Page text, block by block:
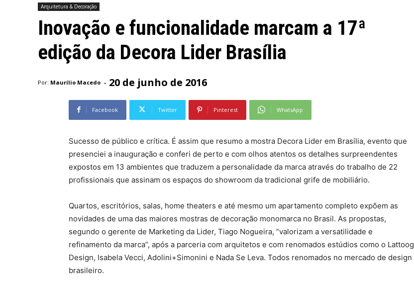
Arquitetura & Decoração
Inovação e funcionalidade marcam a 17ª
edição da Decora Lider Brasília
Por: Maurílio Macedo - 20 de junho de 2016
Facebook Twitter Pinterest WhatsApp
Sucesso de público e crítica. É assim que resumo a mostra Decora Lider em Brasília, evento que
presenciei a inauguração e conferi de perto e com olhos atentos os detalhes surpreendentes
expostos em 13 ambientes que traduzem a personalidade da marca através do trabalho de 22
profissionais que assinam os espaços do showroom da tradicional grife de mobiliário.
Quartos, escritórios, salas, home theaters e até mesmo um apartamento completo expõem as
novidades de uma das maiores mostras de decoração monomarca no Brasil. As propostas,
segundo o gerente de Marketing da Lider, Tiago Nogueira, “valorizam a versatilidade e
refinamento da marca”, após a parceria com arquitetos e com renomados estúdios como o Lattoog
Design, Isabela Vecci, Adolini+Simonini e Nada Se Leva. Todos renomados no mercado de design
brasileiro.